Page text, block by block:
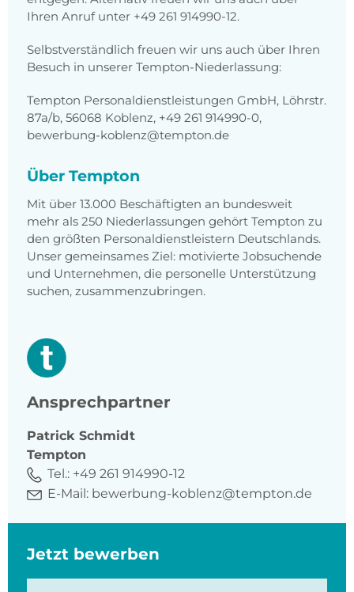
Ihren Anruf unter +49 261 914990-12.
Selbstverständlich freuen wir uns auch über Ihren
Besuch in unserer Tempton-Niederlassung:
Tempton Personaldienstleistungen GmbH, Löhrstr.
87a/b, 56068 Koblenz, +49 261 914990-0,
bewerbung-koblenz@tempton.de
Über Tempton
Mit über 13.000 Beschäftigten an bundesweit
mehr als 250 Niederlassungen gehört Tempton zu
den größten Personaldienstleistern Deutschlands.
Unser gemeinsames Ziel: motivierte Jobsuchende
und Unternehmen, die personelle Unterstützung
suchen, zusammenzubringen.
Ansprechpartner
Patrick Schmidt
Tempton
Tel.: +49 261 914990-12
E-Mail: bewerbung-koblenz@tempton.de
Jetzt bewerben